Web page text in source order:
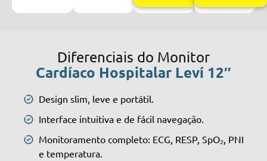
Diferenciais do Monitor
Cardíaco Hospitalar Leví 12″
Design slim, leve e portátil.
Interface intuitiva e de fácil navegação.
Monitoramento completo: ECG, RESP, SpO₂, PNI
e temperatura.